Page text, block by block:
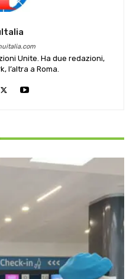
Unite. Ha due redazioni,
l’altra a Roma.